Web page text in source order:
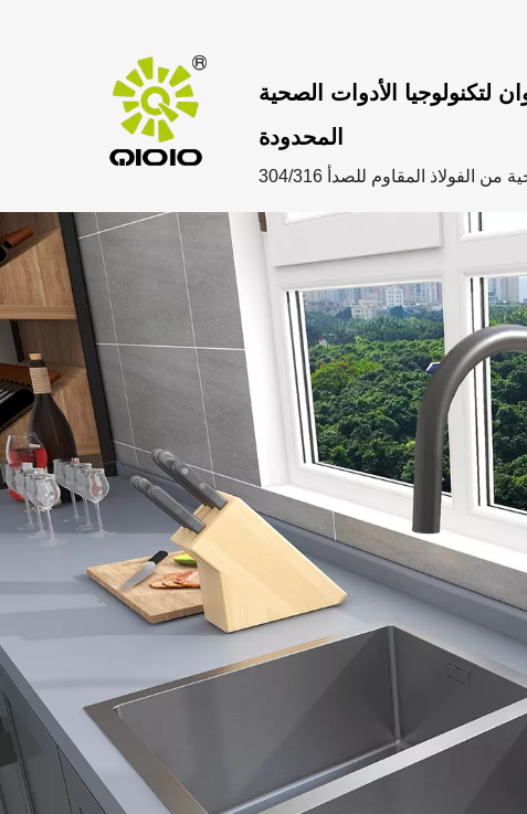
لتكنولوجيا الأدوات الصحية
المحدودة
الفولاذ المقاوم للصدأ 304/316